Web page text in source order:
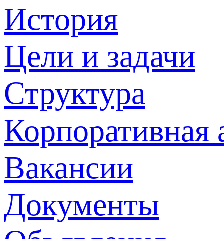
История
Цели и задачи
Структура
Корпоративная
Вакансии
Документы